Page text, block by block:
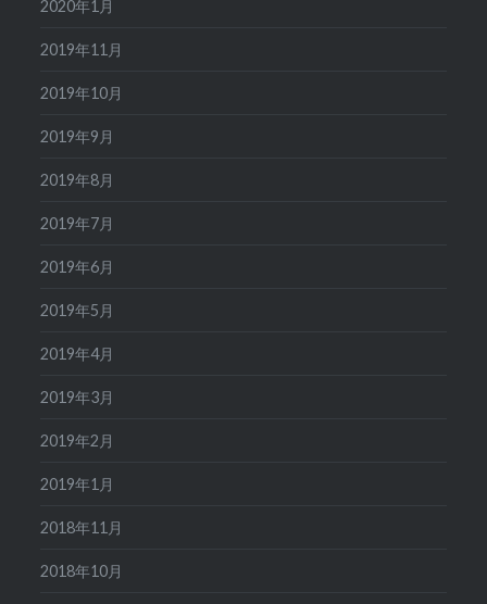
2020年1月
2019年11月
2019年10月
2019年9月
2019年8月
2019年7月
2019年6月
2019年5月
2019年4月
2019年3月
2019年2月
2019年1月
2018年11月
2018年10月